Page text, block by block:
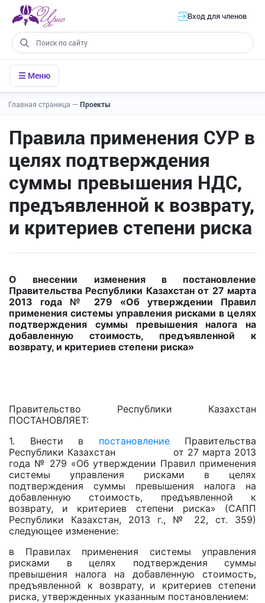
Вход для членов
☰ Меню
Главная страница — Проекты
Правила применения СУР в
целях подтверждения
суммы превышения НДС,
предъявленной к возврату,
и критериев степени риска
О внесении изменения в постановление
Правительства Республики Казахстан от 27 марта
2013 года № 279 «Об утверждении Правил
применения системы управления рисками в целях
подтверждения суммы превышения налога на
добавленную стоимость, предъявленной к
возврату, и критериев степени риска»
Правительство Республики Казахстан
ПОСТАНОВЛЯЕТ:
1. Внести в постановлениеПравительства
Республики Казахстан от 27 марта 2013
года № 279 «Об утверждении Правил применения
системы управления рисками в целях
подтверждения суммы превышения налога на
добавленную стоимость, предъявленной к
возврату, и критериев степени риска» (САПП
Республики Казахстан, 2013 г., № 22, ст. 359)
следующее изменение:
в Правилах применения системы управления
рисками в целях подтверждения суммы
превышения налога на добавленную стоимость,
предъявленной к возврату, и критериев степени
риска, утвержденных указанным постановлением: